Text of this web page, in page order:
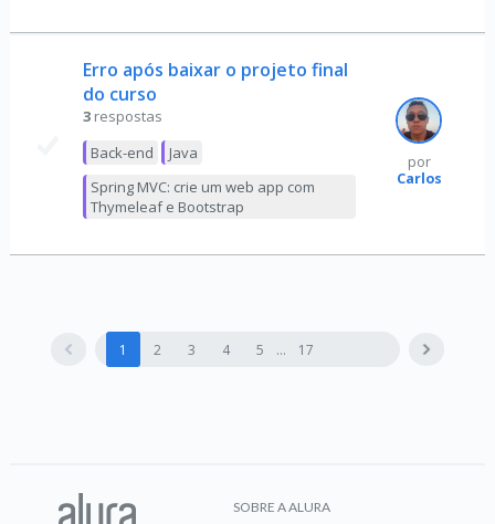
Erro após baixar o projeto final
do curso
3 respostas
Back-end
Java
Spring MVC: crie um web app com
Thymeleaf e Bootstrap
por
Carlos
1 2 3 4 5 17
SOBRE A ALURA